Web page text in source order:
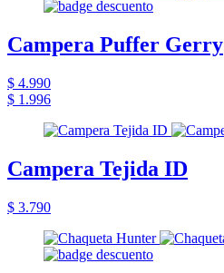
Campera Puffer Gerry
$ 4.990
$ 1.996
Campera Tejida ID
$ 3.790